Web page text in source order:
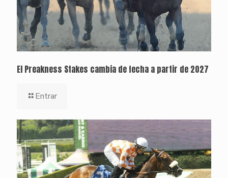
El Preakness Stakes cambia de fecha a partir de 2027
Entrar